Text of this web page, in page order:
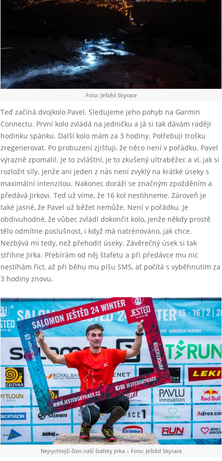
Foto: Ještěd Skyrace
Teď začíná dvojkolo Pavel. Sledujeme jeho pohyb na Garmin
Connectu. První kolo zvládá na jedničku a já si tak dávám raději
hodinku spánku. Další kolo mám za 3 hodiny. Potřebuji trošku
zregenerovat. Po probuzení zjišťuji, že něco není v pořádku. Pavel
výrazně zpomalil. Je to zvláštní, je to zkušený ultraběžec a ví, jak si
rozložit síly. Jenže ani jeden z nás není zvyklý na krátké úseky s
maximální intenzitou. Nakonec doráží se značným zpožděním a
předává Jirkovi. Teď už víme, že 16 kol nestihneme. Zároveň je
také jasné, že Pavel už běžet nemůže. Není v pořádku. Je
obdivuhodné, že vůbec zvládl dokončit kolo, jenže někdy prostě
tělo odmítne poslušnost, i když má natrénováno, jak chce.
Nezbývá mi tedy, než přehodit úseky. Závěrečný úsek si tak
střihne Jirka. Přebírám od něj štafetu a při předávce mu nic
nestíhám říct, až při běhu mu píšu SMS, ať počítá s vyběhnutím za
3 hodiny znovu.
Nejrychlejší člen naší štafety Jirka – Foto: Ještěd Skyrace